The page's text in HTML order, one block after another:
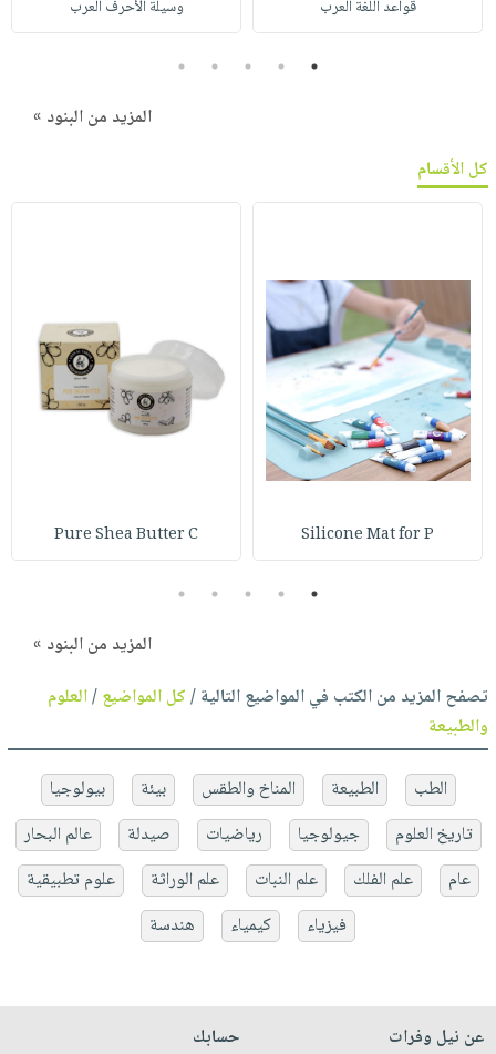
قواعد اللغة العرب وسيلة الأحرف العرب
1
2
3
4
5
المزيد من البنود »
كل الأقسام
Silicone Mat for P
Pure Shea Butter C
1
2
3
4
5
المزيد من البنود »
تصفح المزيد من الكتب في المواضيع التالية /كل المواضيع/العلوم
والطبيعة
الطب الطبيعة المناخ والطقس بيئة
بيولوجيا
تاريخ العلوم
جيولوجيا رياضيات صيدلة
عالم البحار
عام
علم الفلك علم النبات علم الوراثة
علوم تطبيقية
فيزياء
كيمياء هندسة
عن نيل وفرات
حسابك